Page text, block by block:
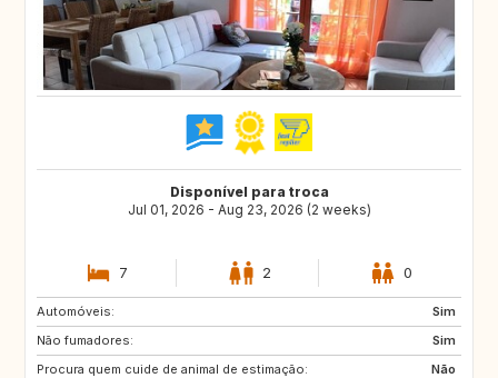
Disponível para troca
Jul 01, 2026 - Aug 23, 2026 (2 weeks)
7 2 0
Automóveis:
Sim
Não fumadores:
Sim
Procura quem cuide de animal de estimação:
Não
EE
FI
IS